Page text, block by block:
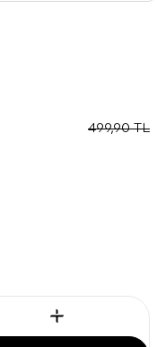
499,90TL